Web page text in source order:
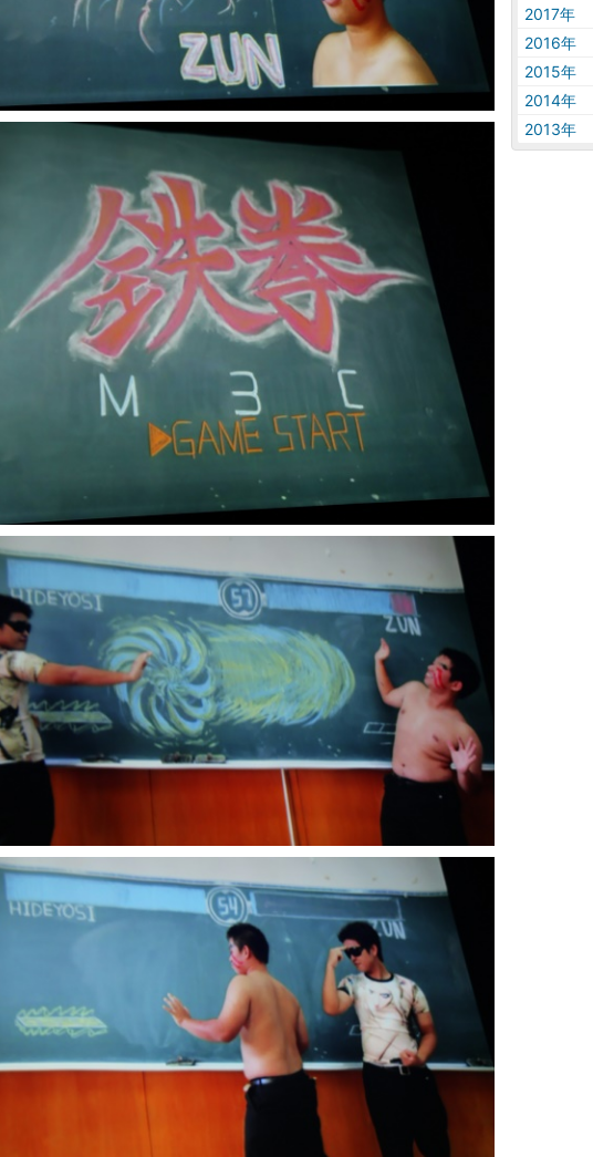
2017年
2016年
2015年
2014年
2013年